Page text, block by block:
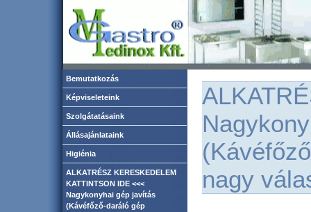
Bemutatkozás
Képviseleteink
Szolgátatásaink
Állásajánlataink
Higiénia
ALKATRÉSZ KERESKEDELEM
KATTINTSON IDE <<<
Nagykonyhai gép javítás
(Kávéfőző-daráló gép
nagy